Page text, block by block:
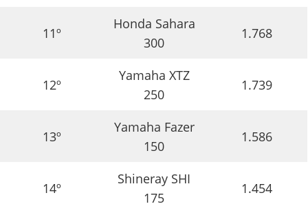
11º
Honda Sahara
300
1.768
12º
Yamaha XTZ
250
1.739
13º
Yamaha Fazer
150
1.586
14º
Shineray SHI
175
1.454